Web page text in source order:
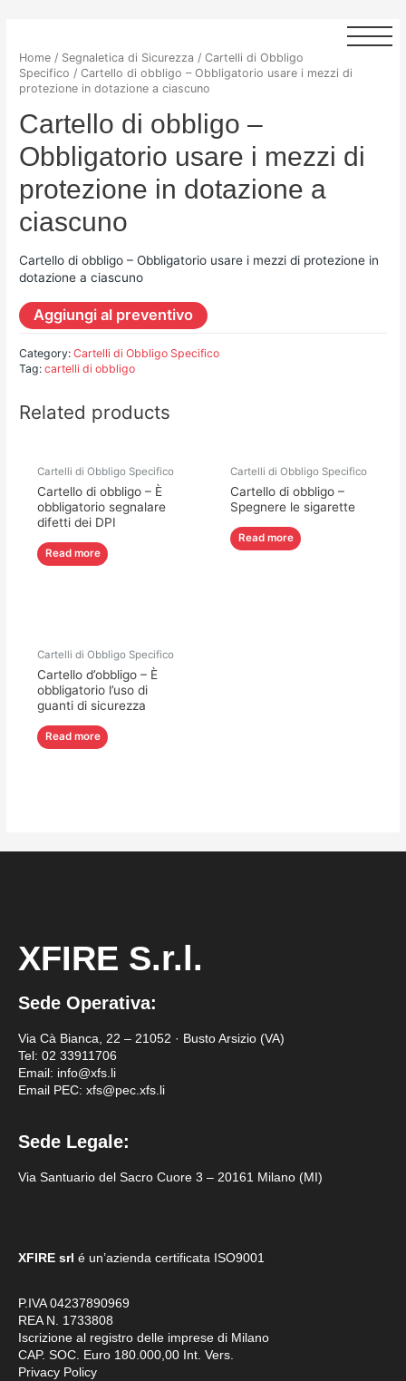
Home / Segnaletica di Sicurezza /Cartelli di Obbligo
Specifico / Cartello di obbligo – Obbligatorio usare i mezzi di
protezione in dotazione a ciascuno
Cartello di obbligo –
Obbligatorio usare i mezzi di
protezione in dotazione a
ciascuno
Cartello di obbligo – Obbligatorio usare i mezzi di protezione in
dotazione a ciascuno
Aggiungi al preventivo
Category:Cartelli di Obbligo Specifico
Tag:cartelli di obbligo
Related products
Cartelli di Obbligo Specifico
Cartello di obbligo – È
obbligatorio segnalare
difetti dei DPI
Read more
Cartelli di Obbligo Specifico
Cartello di obbligo –
Spegnere le sigarette
Read more
Cartelli di Obbligo Specifico
Cartello d’obbligo – È
obbligatorio l’uso di
guanti di sicurezza
Read more
XFIRE S.r.l.
Sede Operativa:
Via Cà Bianca, 22 – 21052 · Busto Arsizio (VA)
Tel: 02 33911706
Email: info@xfs.li
Email PEC: xfs@pec.xfs.li
Sede Legale:
Via Santuario del Sacro Cuore 3 – 20161 Milano (MI)
XFIRE srl é un’azienda certificata ISO9001
P.IVA 04237890969
REA N. 1733808
Iscrizione al registro delle imprese di Milano
CAP. SOC. Euro 180.000,00 Int. Vers.
Privacy Policy